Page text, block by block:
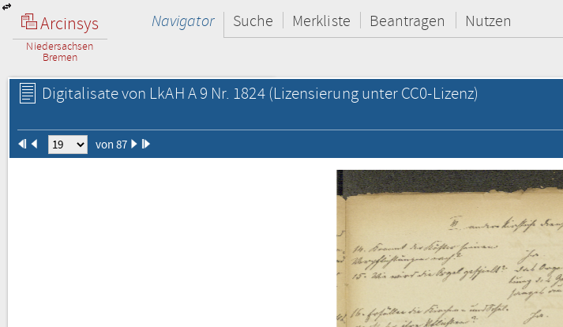
Arcinsys
Niedersachsen
Bremen
Navigator Suche Merkliste Beantragen Nutzen
Digitalisate von LkAH A 9 Nr. 1824(Lizensierung unter CC0-Lizenz)
von 87